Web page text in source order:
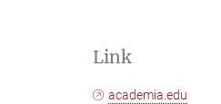
Link
academia.edu